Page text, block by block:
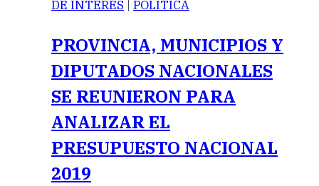
DE INTERES POLÍTICA
PROVINCIA, MUNICIPIOS Y
DIPUTADOS NACIONALES
SE REUNIERON PARA
ANALIZAR EL
PRESUPUESTO NACIONAL
2019